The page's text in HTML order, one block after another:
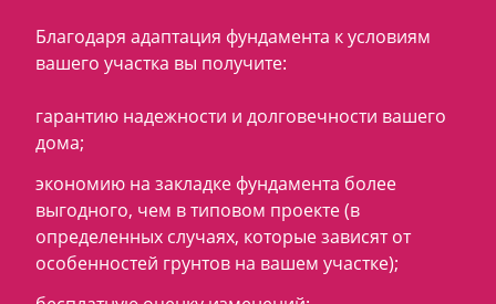
Благодаря адаптация фундамента к условиям
вашего участка вы получите:
гарантию надежности и долговечности вашего
дома;
экономию на закладке фундамента более
выгодного, чем в типовом проекте (в
определенных случаях, которые зависят от
особенностей грунтов на вашем участке);